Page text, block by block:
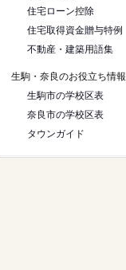
住宅ローン控除
住宅取得資金贈与特例
不動産・建築用語集
生駒・奈良のお役立ち情報
生駒市の学校区表
奈良市の学校区表
タウンガイド